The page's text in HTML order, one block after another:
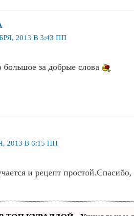
2013 В 3:43 ПП
за добрые слова
2013 В 6:15 ПП
и рецепт